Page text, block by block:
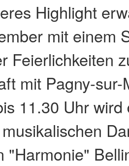
Highlight
mit einem
Feierlichkeiten
mit Pagny-
11.30 Uhr
"Harmonie"